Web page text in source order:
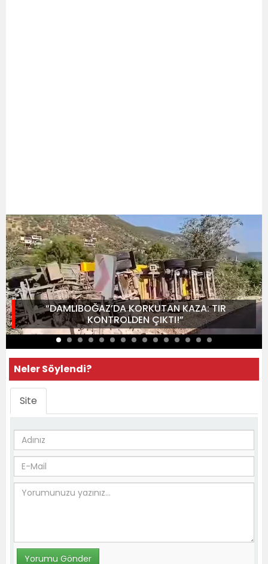
“DAMLIBOĞAZ’DA KORKUTAN KAZA: TIR
KONTROLDEN ÇIKTI!”
Neler Söylendi?
Site